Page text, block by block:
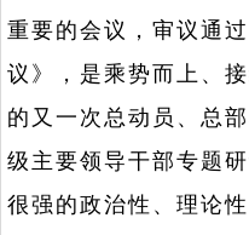
重要的会议，审议通
议》，是乘势而上、
的又一次总动员、总
级主要领导干部专题
很强的政治性、理论